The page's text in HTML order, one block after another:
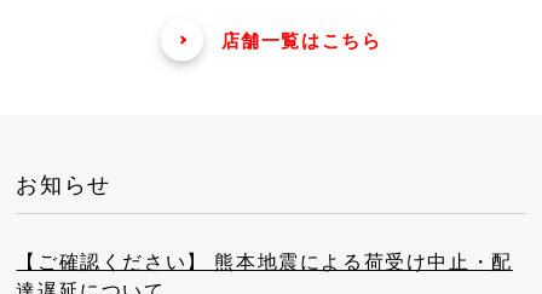
店舗一覧はこちら
お知らせ
【ご確認ください】 熊本地震による荷受け中止・配